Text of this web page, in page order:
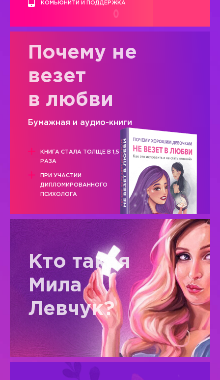
КОМЬЮНИТИ И ПОДДЕРЖКА
Почему не
везет
в любви
Бумажная и аудио-книги
КНИГА СТАЛА ТОЛЩЕ В 1,5
РАЗА
ПРИ УЧАСТИИ
ДИПЛОМИРОВАННОГО
ПСИХОЛОГА
Кто такая
Мила
Левчук?